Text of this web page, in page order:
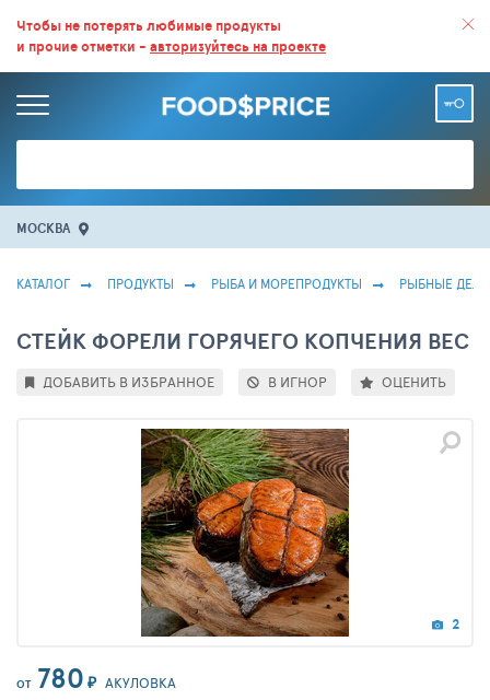
ВСЕ СКИДКИ И ВЫГОДНЫЕ ЦЕНЫ НА ПРОДУКТЫ В МАГАЗИНАХ.
БОЛЬШЕ 100 000 ТОВАРОВ. ЕЖЕДНЕВНОЕ ОБНОВЛЕНИЕ ЦЕН.
Чтобы не потерять любимые продукты
и прочие отметки - авторизуйтесь на проекте
МОСКВА
КАТАЛОГ ПРОДУКТЫ РЫБА И МОРЕПРОДУКТЫ РЫБНЫЕ
CТЕЙК ФОРЕЛИ ГОРЯЧЕГО КОПЧЕНИЯ ВЕС
2
ОТ 780 ₽ АКУЛОВКА
ДОБАВИТЬ В ИЗБРАННОЕ В ИГНОР ОЦЕНИТЬ